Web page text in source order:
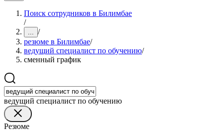
Поиск сотрудников в Билимбае
/
... /
резюме в Билимбае/
ведущий специалист по обучению/
сменный график
ведущий специалист по обучению
Резюме